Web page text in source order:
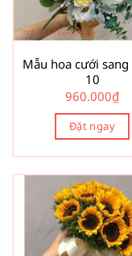
Mẫu hoa cưới
10
960.000₫
Đặt ngay